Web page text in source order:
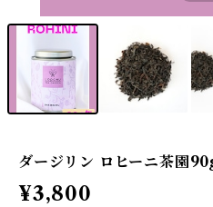
ダージリン ロヒーニ茶園
¥3,800